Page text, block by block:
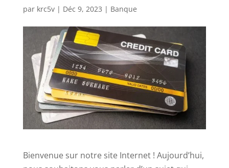
par krc5v| Déc 9, 2023 | Banque
Bienvenue sur notre site Internet ! Aujourd’hui,